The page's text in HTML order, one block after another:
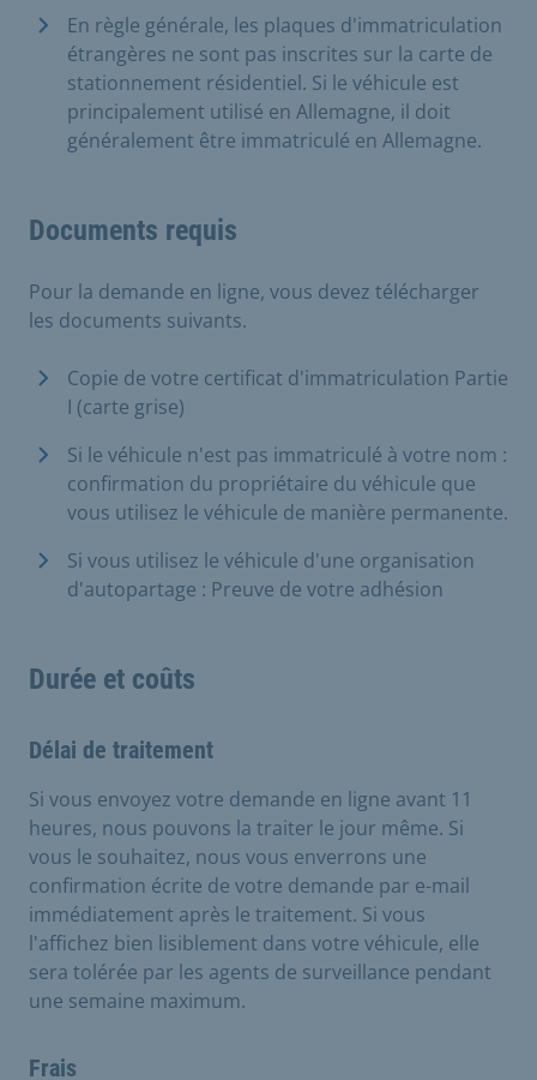
En règle générale, les plaques d'immatriculation
étrangères ne sont pas inscrites sur la carte de
stationnement résidentiel. Si le véhicule est
principalement utilisé en Allemagne, il doit
généralement être immatriculé en Allemagne.
Documents requis
Pour la demande en ligne, vous devez télécharger
les documents suivants.
Copie de votre certificat d'immatriculation Partie
I (carte grise)
Si le véhicule n'est pas immatriculé à votre nom :
confirmation du propriétaire du véhicule que
vous utilisez le véhicule de manière permanente.
Si vous utilisez le véhicule d'une organisation
d'autopartage : Preuve de votre adhésion
Durée et coûts
Délai de traitement
Si vous envoyez votre demande en ligne avant 11
heures, nous pouvons la traiter le jour même. Si
vous le souhaitez, nous vous enverrons une
confirmation écrite de votre demande par e-mail
immédiatement après le traitement. Si vous
l'affichez bien lisiblement dans votre véhicule, elle
sera tolérée par les agents de surveillance pendant
une semaine maximum.
Frais